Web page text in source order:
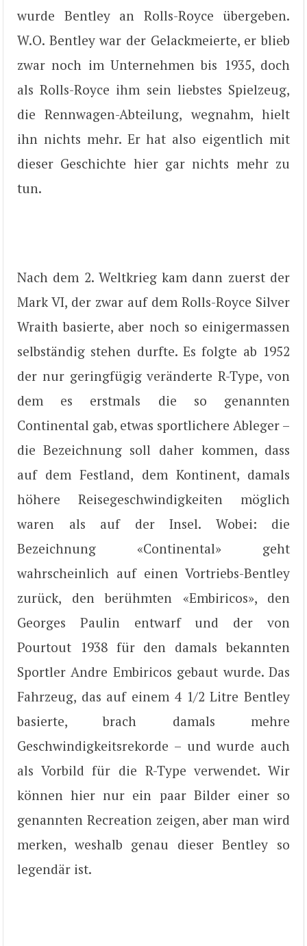
wurde Bentley an Rolls-Royce übergeben.
W.O. Bentley war der Gelackmeierte, er blieb
zwar noch im Unternehmen bis 1935, doch
als Rolls-Royce ihm sein liebstes Spielzeug,
die Rennwagen-Abteilung, wegnahm, hielt
ihn nichts mehr. Er hat also eigentlich mit
dieser Geschichte hier gar nichts mehr zu
tun.
Nach dem 2. Weltkrieg kam dann zuerst der
Mark VI, der zwar auf dem Rolls-Royce Silver
Wraith basierte, aber noch so einigermassen
selbständig stehen durfte. Es folgte ab 1952
der nur geringfügig veränderte R-Type, von
dem es erstmals die so genannten
Continental gab, etwas sportlichere Ableger –
die Bezeichnung soll daher kommen, dass
auf dem Festland, dem Kontinent, damals
höhere Reisegeschwindigkeiten möglich
waren als auf der Insel. Wobei: die
Bezeichnung «Continental» geht
wahrscheinlich auf einen Vortriebs-Bentley
zurück, den berühmten «Embiricos», den
Georges Paulin entwarf und der von
Pourtout 1938 für den damals bekannten
Sportler Andre Embiricos gebaut wurde. Das
Fahrzeug, das auf einem 4 1/2 Litre Bentley
basierte, brach damals mehre
Geschwindigkeitsrekorde – und wurde auch
als Vorbild für die R-Type verwendet. Wir
können hier nur ein paar Bilder einer so
genannten Recreation zeigen, aber man wird
merken, weshalb genau dieser Bentley so
legendär ist.